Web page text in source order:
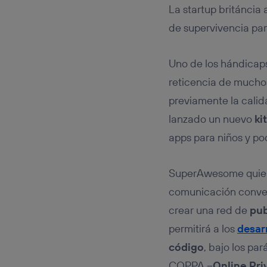
La startup británcia
de supervivencia
Uno de los
reticencia de
previamente la
lanzado un nuevo
apps para niños y
SuperAwesome
comunicación
crear una red de
permitirá a los
código, bajo los
conecte
Si
Puedes
inferior